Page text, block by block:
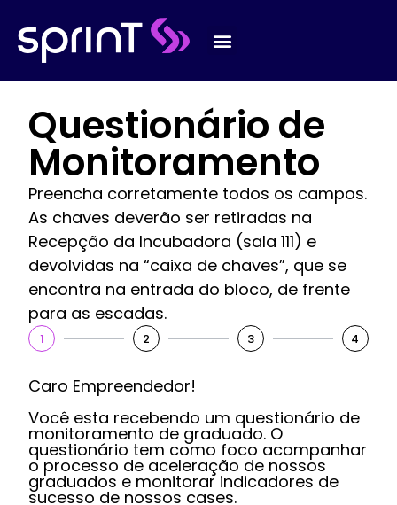
Questionário de
Monitoramento
Preencha corretamente todos os campos.
As chaves deverão ser retiradas na
Recepção da Incubadora (sala 111) e
devolvidas na “caixa de chaves”, que se
encontra na entrada do bloco, de frente
para as escadas.
1 2 3 4
Caro Empreendedor!
Você esta recebendo um questionário de
monitoramento de graduado. O
questionário tem como foco acompanhar
o processo de aceleração de nossos
graduados e monitorar indicadores de
sucesso de nossos cases.